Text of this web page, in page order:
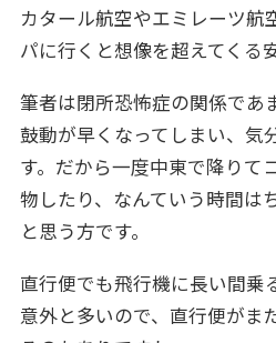
カタール航空やエミレーツ航
パに行くと想像を超えてくる
筆者は閉所恐怖症の関係であ
鼓動が早くなってしまい、気
す。だから一度中東で降りて
物したり、なんていう時間は
と思う方です。
直行便でも飛行機に長い間乗
意外と多いので、直行便がま